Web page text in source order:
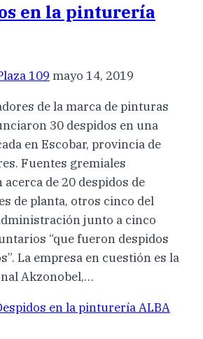
en la pinturería
109 mayo 14, 2019
de la marca de pinturas
30 despidos en una
en Escobar, provincia de
Fuentes gremiales
de 20 despidos de
de planta, otros cinco del
junto a cinco
“que fueron despidos
La empresa en cuestión es la
Akzonobel,…
en la pinturería ALBA